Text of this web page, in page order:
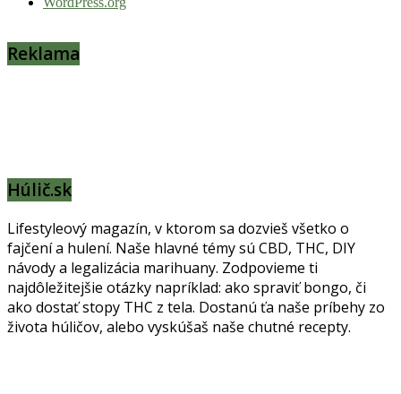
Reklama
Húlič.sk
Lifestyleový magazín, v ktorom sa dozvieš všetko o
fajčení a hulení. Naše hlavné témy sú CBD, THC, DIY
návody a legalizácia marihuany. Zodpovieme ti
najdôležitejšie otázky napríklad: ako spraviť bongo, či
ako dostať stopy THC z tela. Dostanú ťa naše príbehy zo
života húličov, alebo vyskúšaš naše chutné recepty.